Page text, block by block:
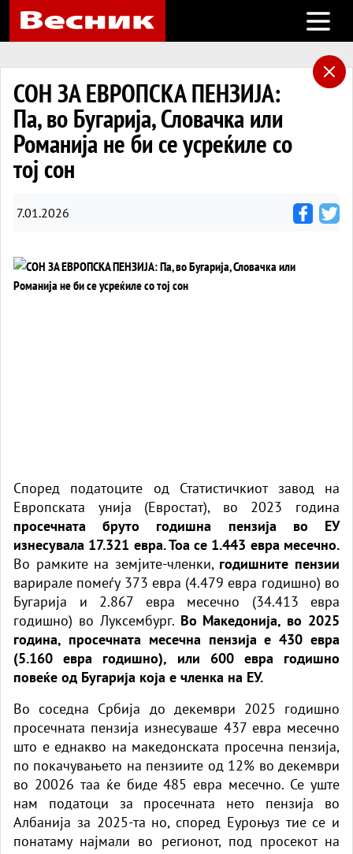
Open
СОН ЗА ЕВРОПСКА ПЕНЗИЈА:
Па, во Бугарија, Словачка или
Романија не би се усреќиле со
тој сон
7.01.2026
Според податоците од Статистичкиот завод на
Европската унија (Евростат), во 2023 година
просечната бруто годишна пензија во ЕУ
изнесувала 17.321 евра. Тоа се 1.443 евра месечно.
Во рамките на земјите-членки, годишните пензии
варирале помеѓу 373 евра (4.479 евра годишно) во
Бугарија и 2.867 евра месечно (34.413 евра
годишно) во Луксембург. Во Македонија, во 2025
година, просечната месечна пензија е 430 евра
(5.160 евра годишно), или 600 евра годишно
повеќе од Бугарија која е членка на ЕУ.
Во соседна Србија до декември 2025 годишно
просечната пензија изнесуваше 437 евра месечно
што е еднакво на македонската просечна пензија,
по покачувањето на пензиите од 12% во декември
во 20026 таа ќе биде 485 евра месечно. Се уште
нам податоци за просечната нето пензија во
Албанија за 2025-та но, според Еуроњуз тие се и
понатаму најмали во регионот, под просекот на